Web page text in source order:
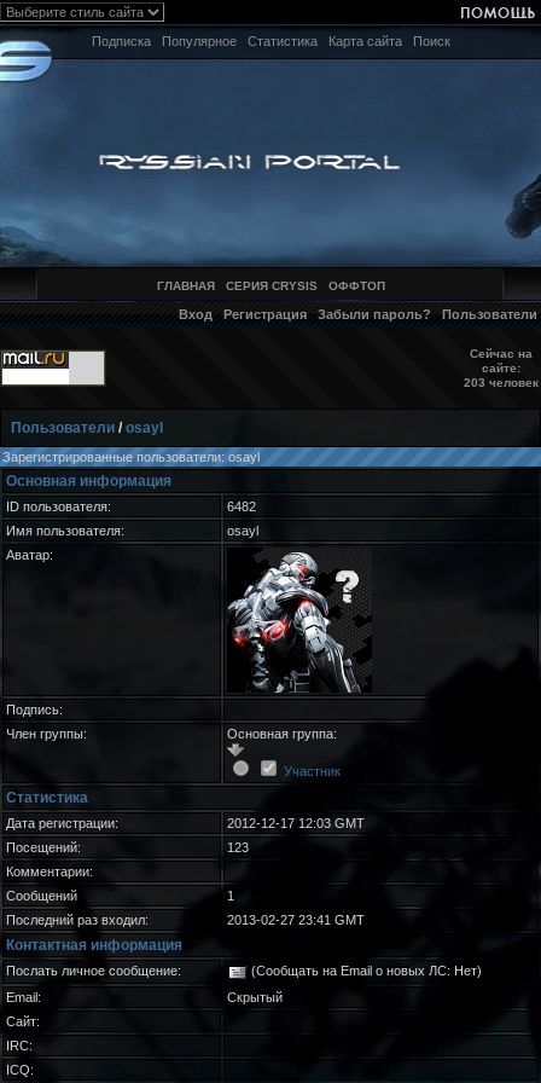
Подписка Популярное Статистика Карта сайта Поиск
ГЛАВНАЯ СЕРИЯ CRYSIS ОФФТОП
Вход Регистрация Забыли пароль? Пользователи
Сейчас на
сайте:
203 человек
Пользователи /osayl
Зарегистрированные пользователи: osayl
Основная информация
ID пользователя:
6482
Имя пользователя:
osayl
Аватар:
Подпись:
Член группы:
Основная группа:
Участник
Статистика
Дата регистрации:
2012-12-17 12:03 GMT
Посещений:
123
Комментарии:
Сообщений
1
Последний раз входил:
2013-02-27 23:41 GMT
Контактная информация
Послать личное сообщение:
(Сообщать на Email о новых ЛС: Нет)
Email:
Скрытый
Сайт:
IRC:
ICQ: